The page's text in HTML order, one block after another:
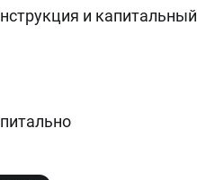
и капитальный